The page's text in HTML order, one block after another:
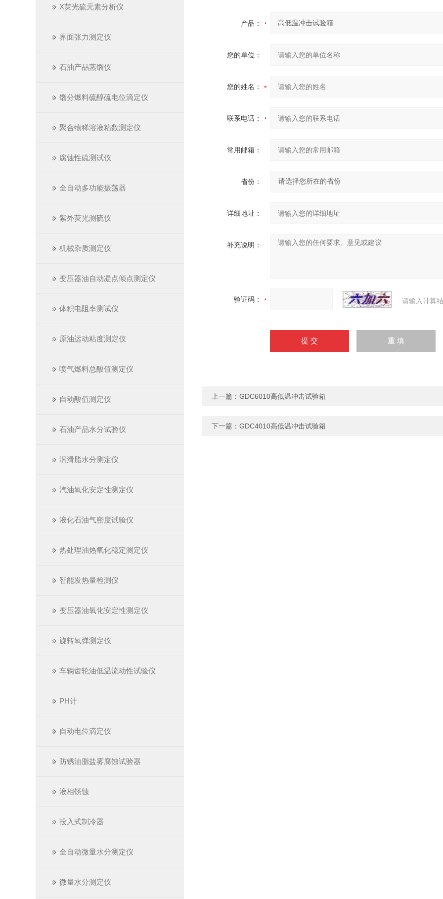
X荧光硫元素分析仪
界面张力测定仪
石油产品蒸馏仪
馏分燃料硫醇硫电位滴定仪
聚合物稀溶液粘数测定仪
腐蚀性硫测试仪
全自动多功能振荡器
紫外荧光测硫仪
机械杂质测定仪
变压器油自动凝点倾点测定仪
体积电阻率测试仪
原油运动粘度测定仪
喷气燃料总酸值测定仪
自动酸值测定仪
石油产品水分试验仪
润滑脂水分测定仪
汽油氧化安定性测定仪
液化石油气密度试验仪
热处理油热氧化稳定测定仪
智能发热量检测仪
变压器油氧化安定性测定仪
旋转氧弹测定仪
车辆齿轮油低温流动性试验仪
PH计
自动电位滴定仪
防锈油脂盐雾腐蚀试验器
液相锈蚀
投入式制冷器
全自动微量水分测定仪
微量水分测定仪
产品：
您的单位：
您的姓名：
联系电话：
常用邮箱：
省份：
详细地址：
补充说明：
验证码： 请输入计算
上一篇： GDC6010高低温冲击试验箱
下一篇： GDC4010高低温冲击试验箱